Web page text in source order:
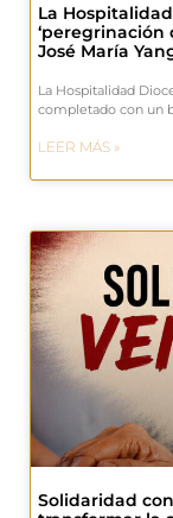
La
‘peregrinación
José María
La Hospitalidad
completado con un
LEER MÁS »
Solidaridad